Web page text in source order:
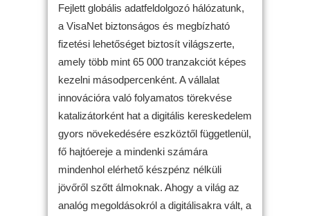
Fejlett globális adatfeldolgozó hálózatunk,
a VisaNet biztonságos és megbízható
fizetési lehetőséget biztosít világszerte,
amely több mint 65 000 tranzakciót képes
kezelni másodpercenként. A vállalat
innovációra való folyamatos törekvése
katalizátorként hat a digitális kereskedelem
gyors növekedésére eszköztől függetlenül,
fő hajtóereje a mindenki számára
mindenhol elérhető készpénz nélküli
jövőről szőtt álmoknak. Ahogy a világ az
analóg megoldásokról a digitálisakra vált, a